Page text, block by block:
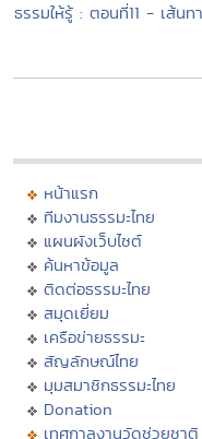
ธรรมให้รู้ : ตอนที่11 - เส้น
หน้าแรก
ทีมงานธรรมะไทย
แผนผังเว็บไซต์
ค้นหาข้อมูล
ติดต่อธรรมะไทย
สมุดเยี่ยม
เครือข่ายธรรมะ
สัญลักษณ์ไทย
มุมสมาชิกธรรมะไทย
Donation
เทศกาลงานวัดช่วยชาติ